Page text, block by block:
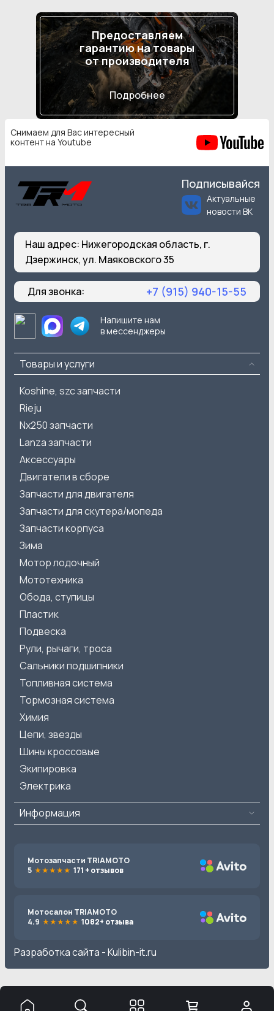
Предоставляем
гарантию на товары
от производителя
Подробнее
Снимаем для Вас интересный
контент на Youtube
Подписывайся
Актуальные
новости ВК
Наш адрес: Нижегородская область, г.
Дзержинск, ул. Маяковского 35
Для звонка: +7 (915) 940-15-55
Напишите нам
в мессенджеры
Товары и услуги
Koshine, szc запчасти
Rieju
Nx250 запчасти
Lanza запчасти
Аксессуары
Двигатели в сборе
Запчасти для двигателя
Запчасти для скутера/мопеда
Запчасти корпуса
Зима
Мотор лодочный
Мототехника
Обода, ступицы
Пластик
Подвеска
Рули, рычаги, троса
Сальники подшипники
Топливная система
Тормозная система
Химия
Цепи, звезды
Шины кроссовые
Экипировка
Электрика
Информация
Мотозапчасти TRIAMOTO
5
171 + отзывов
Мотосалон TRIAMOTO
4.9
1082+ отзыва
Разработка сайта -Kulibin-it.ru